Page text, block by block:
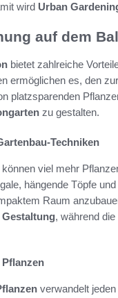
wird Urban
auf dem
bietet zahlreiche
ermöglichen es, den
platzsparenden
zu gestalten.
Techniken
viel mehr
hängende Töpfe
Raum
, während
verwandelt